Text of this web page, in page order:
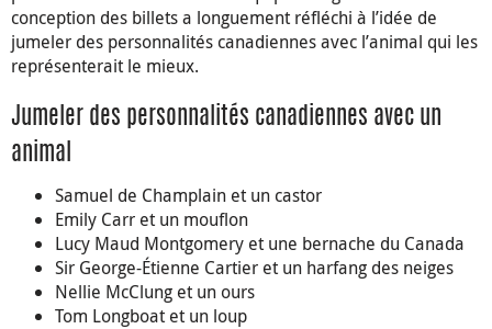
conception des billets a longuement réfléchi à l’idée de
jumeler des personnalités canadiennes avec l’animal qui les
représenterait le mieux.
Jumeler des personnalités canadiennes avec un
animal
Samuel de Champlain et un castor
Emily Carr et un mouflon
Lucy Maud Montgomery et une bernache du Canada
Sir George-Étienne Cartier et un harfang des neiges
Nellie McClung et un ours
Tom Longboat et un loup